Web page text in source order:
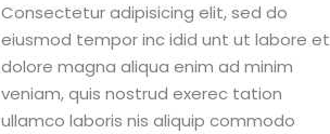
Consectetur adipisicing elit, sed do
eiusmod tempor inc idid unt ut labore et
dolore magna aliqua enim ad minim
veniam, quis nostrud exerec tation
ullamco laboris nis aliquip commodo